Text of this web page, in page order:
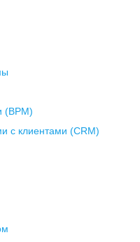
(BPM)
с клиентами (СRM)